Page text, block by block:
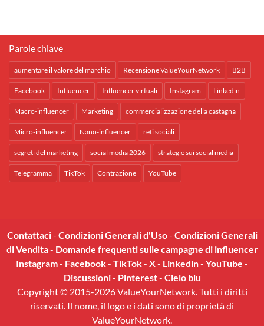
Parole chiave
aumentare il valore del marchio Recensione ValueYourNetwork B2B
Facebook Influencer Influencer virtuali Instagram Linkedin
Macro-influencer Marketing commercializzazione della castagna
Micro-influencer Nano-influencer reti sociali
segreti del marketing social media 2026 strategie sui social media
Telegramma TikTok Contrazione YouTube
Contattaci- Condizioni Generali d'Uso- Condizioni Generali
di Vendita- Domande frequenti sulle campagne di influencer
Instagram- Facebook- TikTok- X- Linkedin- YouTube -
Discussioni- Pinterest- Cielo blu
Copyright © 2015-2026 ValueYourNetwork. Tutti i diritti
riservati. Il nome, il logo e i dati sono di proprietà di
ValueYourNetwork.